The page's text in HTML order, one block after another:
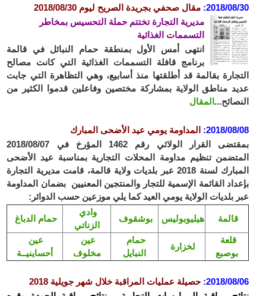
2018/08/30
: مقال صحفي بجريدة الصريح ليوم 2018/08/30
مديرية التجارة تختتم حملة التحسيس بمخاطر
التسممات الغذائية
انتهى أمس الأول بمنطقة حمام النبائل في قالمة
برنامج قافلة التسممات الغذائية التي كانت مصالح
التجارة بقالمة قد أطلقتها منذ أسابيع، وهي التظاهرة التي جابت
عديد مناطق الولاية بمشاركة مختصين وفاعلين قدموا الكثير من
النصائح... المقال
2018/08/08
: المداومة يومي عيد الأضحى المبارك
بمقتضى القرار الولائي رقم 1462 المؤرخ في 2018/08/07
المتضمن تنظيم مداومة المحلات التجارية بمناسبة عيد الأضحى
المبارك لسنة 2018 عبر بلديات ولاية قالمة، قامت مديرية التجارة
بإعداد القائمة الإسمية للتجار والمنتجين المعنيين بضمان المداومة
عبر بلديات الولاية يومي العيد كما يلي موزعين حسب الدوائر:
حمام الدباغ
وادي
الزناتي
بوشقوف هيليوبوليس قالمة
عين
أحساينيــة
عين
مخلوف
حمام
النبايل
لخزارة
قلعة
بوصبع
2018/08/06
: حصيلة عمليات المراقبة خلال شهر جويلية 2018